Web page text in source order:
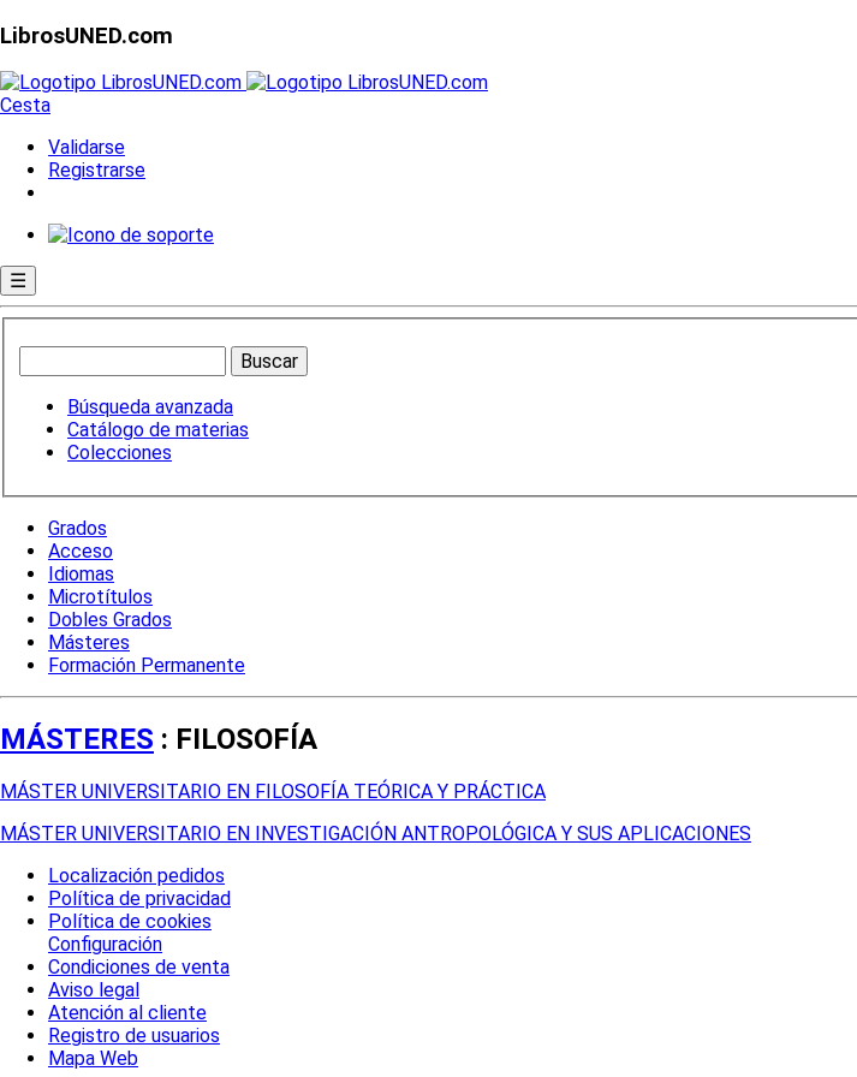
LibrosUNED.com
Cesta
Validarse
Registrarse
☰
Búsqueda avanzada
Catálogo de materias
Colecciones
Grados
Acceso
Idiomas
Microtítulos
Dobles Grados
Másteres
Formación Permanente
MÁSTERES : FILOSOFÍA
MÁSTER UNIVERSITARIO EN FILOSOFÍA TEÓRICA Y PRÁCTICA
MÁSTER UNIVERSITARIO EN INVESTIGACIÓN ANTROPOLÓGICA Y SUS APLICACIONES
Localización pedidos
Política de privacidad
Política de cookies
Configuración
Condiciones de venta
Aviso legal
Atención al cliente
Registro de usuarios
Mapa Web